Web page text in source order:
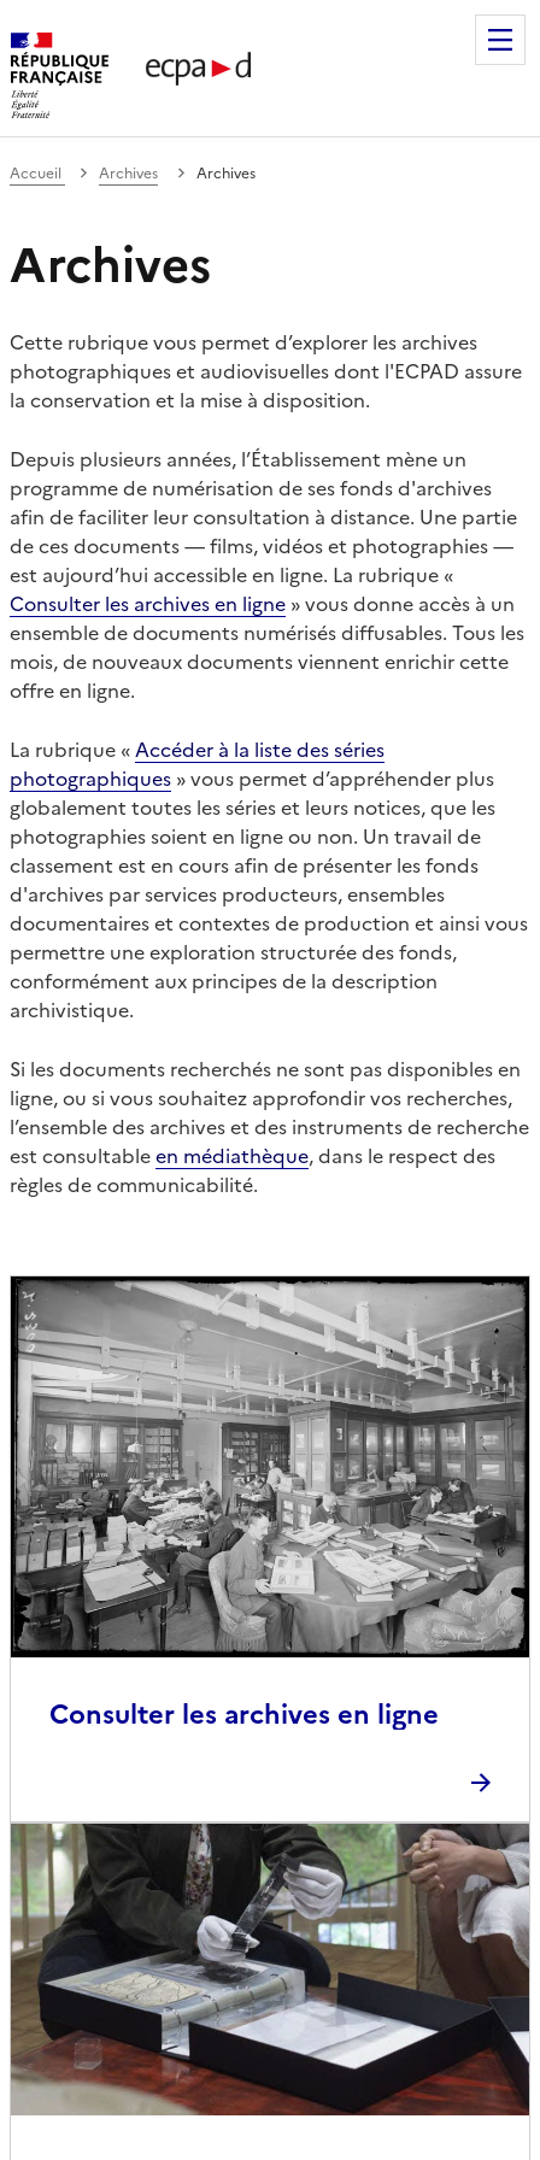
de communication et de production
Accueil Archives Archives
Archives
Cette rubrique vous permet d’explorer les archives
photographiques et audiovisuelles dont l'ECPAD assure
la conservation et la mise à disposition.
Depuis plusieurs années, l’Établissement mène un
programme de numérisation de ses fonds d'archives
afin de faciliter leur consultation à distance. Une partie
de ces documents — films, vidéos et photographies —
est aujourd’hui accessible en ligne. La rubrique «
Consulter les archives en ligne » vous donne accès à un
ensemble de documents numérisés diffusables. Tous les
mois, de nouveaux documents viennent enrichir cette
offre en ligne.
La rubrique « Accéder à la liste des séries
photographiques » vous permet d’appréhender plus
globalement toutes les séries et leurs notices, que les
photographies soient en ligne ou non. Un travail de
classement est en cours afin de présenter les fonds
d'archives par services producteurs, ensembles
documentaires et contextes de production et ainsi vous
permettre une exploration structurée des fonds,
conformément aux principes de la description
archivistique.
Si les documents recherchés ne sont pas disponibles en
ligne, ou si vous souhaitez approfondir vos recherches,
l’ensemble des archives et des instruments de recherche
est consultableen médiathèque, dans le respect des
règles de communicabilité.
Consulter les archives en ligne